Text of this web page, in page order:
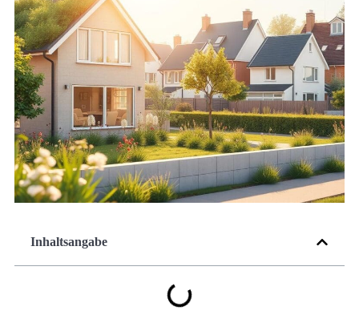
Inhaltsangabe